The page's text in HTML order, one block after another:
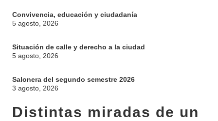
Convivencia, educación y ciudadanía
5 agosto, 2026
Situación de calle y derecho a la ciudad
5 agosto, 2026
Salonera del segundo semestre 2026
3 agosto, 2026
Distintas miradas de un